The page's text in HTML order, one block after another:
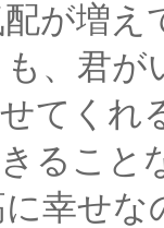
が増
、君が
る
、君
に幸せ